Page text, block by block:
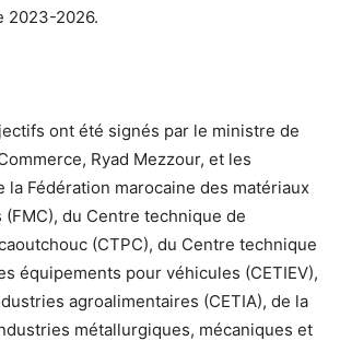
2023-2026.
ont été signés par le ministre de
Ryad Mezzour, et les
la Fédération marocaine des matériaux
du Centre technique de
(CTPC), du Centre technique
équipements pour véhicules (CETIEV),
agroalimentaires (CETIA), de la
métallurgiques, mécaniques et